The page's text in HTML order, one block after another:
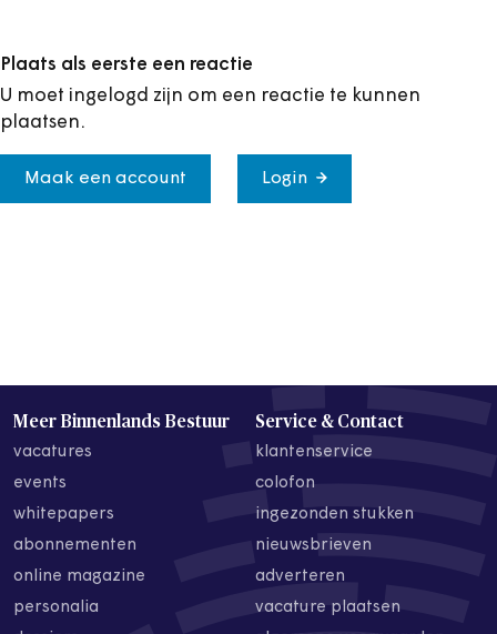
Plaats als eerste een reactie
U moet ingelogd zijn om een reactie te kunnen
plaatsen.
Maak een account Login
Meer Binnenlands Bestuur
vacatures
events
whitepapers
abonnementen
online magazine
personalia
Service & Contact
klantenservice
colofon
ingezonden stukken
nieuwsbrieven
adverteren
vacature plaatsen